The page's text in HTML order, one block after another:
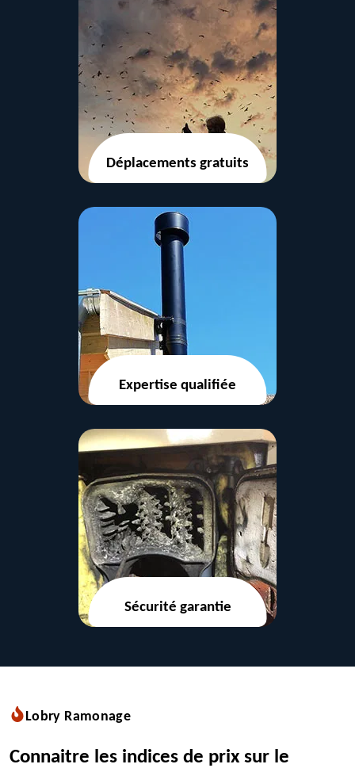
Déplacements gratuits
Expertise qualifiée
Sécurité garantie
Lobry Ramonage
Connaitre les indices de prix sur le